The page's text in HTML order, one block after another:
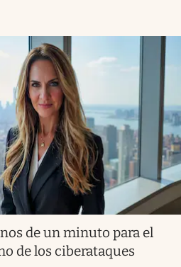
de un minuto para el
de los ciberataques